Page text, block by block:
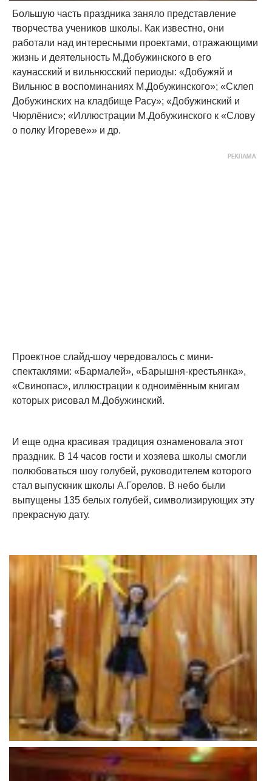
Большую часть праздника заняло представление
творчества учеников школы. Как известно, они
работали над интересными проектами, отражающими
жизнь и деятельность М.Добужинского в его
каунасский и вильнюсский периоды: «Добужяй и
Вильнюс в воспоминаниях М.Добужинского»; «Склеп
Добужинских на кладбище Расу»; «Добужинский и
Чюрлёнис»; «Иллюстрации М.Добужинского к «Слову
о полку Игореве»» и др.
Проектное слайд-шоу чередовалось с мини-
спектаклями: «Бармалей», «Барышня-крестьянка»,
«Свинопас», иллюстрации к одноимённым книгам
которых рисовал М.Добужинский.
И еще одна красивая традиция ознаменовала этот
праздник. В 14 часов гости и хозяева школы смогли
полюбоваться шоу голубей, руководителем которого
стал выпускник школы А.Горелов. В небо были
выпущены 135 белых голубей, символизирующих эту
прекрасную дату.